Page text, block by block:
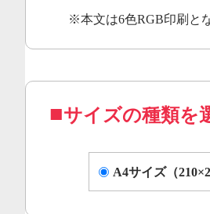
※本文は6色RGB印刷と
サイズの種類を
A4サイズ（